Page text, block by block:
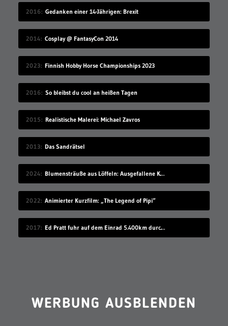
2016 Gedanken einer 14-Jährigen: Brexit
2014 Cosplay @ FantasyCon 2014
2023 Finnish Hobby Horse Championships 2023
2016 So bleibst du cool an heißen Tagen
2015 Realistische Malerei: Michael Zavros
2013 Das Sandrätsel
2024 Blumensträuße aus Löffeln: Ausgefallene Kunst von Ann Carrington
2022 Animierter Kurzfilm: „The Legend of Pipi“
2017 Ed Pratt fuhr auf dem Einrad 5.400km durch China
WERBUNG AUSBLENDEN